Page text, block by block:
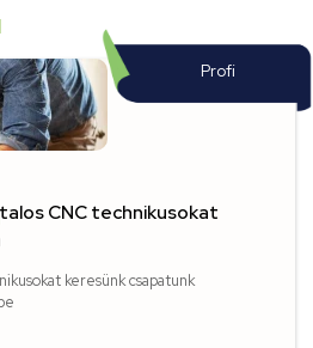
Profi
CNC technikusokat
keresünk csapatunk